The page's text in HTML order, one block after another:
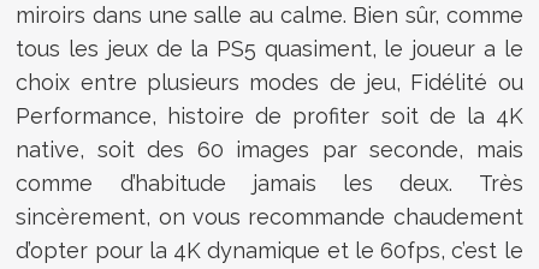
miroirs dans une salle au calme. Bien sûr, comme
tous les jeux de la PS5 quasiment, le joueur a le
choix entre plusieurs modes de jeu, Fidélité ou
Performance, histoire de profiter soit de la 4K
native, soit des 60 images par seconde, mais
comme d’habitude jamais les deux. Très
sincèrement, on vous recommande chaudement
d’opter pour la 4K dynamique et le 60fps, c’est le